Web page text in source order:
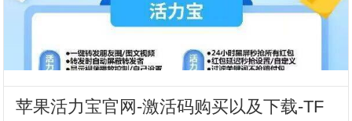
苹果活力宝官网-激活码购买以及下载-TF